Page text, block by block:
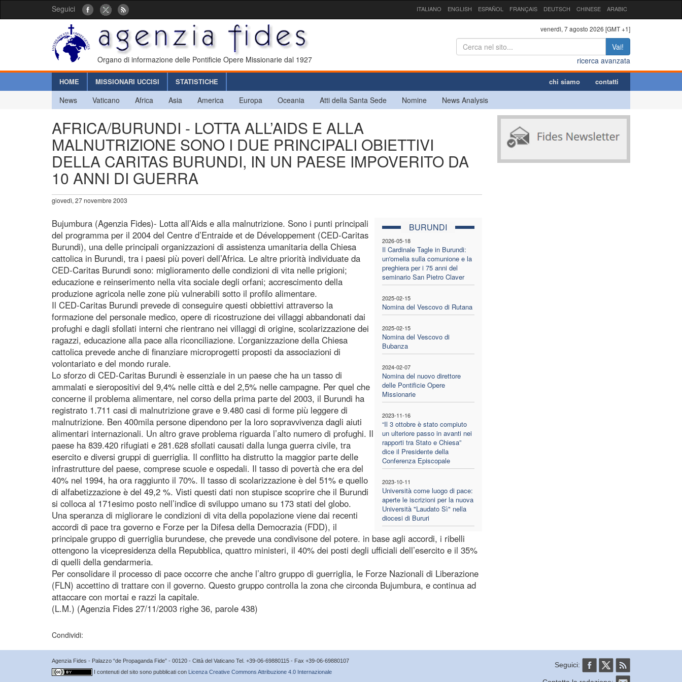
Seguici ITALIANO ENGLISH ESPAÑOL FRANÇAIS DEUTSCH CHINESE ARABIC
Organo di informazione delle Pontificie Opere Missionarie dal 1927
venerdì, 7 agosto 2026 [GMT +1]
Vai!
ricerca avanzata
HOME MISSIONARI UCCISI STATISTICHE chi siamo contatti
News Vaticano Africa Asia America Europa Oceania Atti della Santa Sede Nomine News Analysis
AFRICA/BURUNDI - LOTTA ALL’AIDS E ALLA
MALNUTRIZIONE SONO I DUE PRINCIPALI OBIETTIVI
DELLA CARITAS BURUNDI, IN UN PAESE IMPOVERITO DA
10 ANNI DI GUERRA
giovedì, 27 novembre 2003
BURUNDI
2026-05-18
Il Cardinale Tagle in Burundi:
un'omelia sulla comunione e la
preghiera per i 75 anni del
seminario San Pietro Claver
2025-02-15
Nomina del Vescovo di Rutana
2025-02-15
Nomina del Vescovo di
Bubanza
2024-02-07
Nomina del nuovo direttore
delle Pontificie Opere
Missionarie
2023-11-16
“Il 3 ottobre è stato compiuto
un ulteriore passo in avanti nei
rapporti tra Stato e Chiesa”
dice il Presidente della
Conferenza Episcopale
2023-10-11
Università come luogo di pace:
aperte le iscrizioni per la nuova
Università "Laudato Sì" nella
diocesi di Bururi
Bujumbura (Agenzia Fides)- Lotta all’Aids e alla malnutrizione. Sono i punti principali
del programma per il 2004 del Centre d’Entraide et de Développement (CED-Caritas
Burundi), una delle principali organizzazioni di assistenza umanitaria della Chiesa
cattolica in Burundi, tra i paesi più poveri dell’Africa. Le altre priorità individuate da
CED-Caritas Burundi sono: miglioramento delle condizioni di vita nelle prigioni;
educazione e reinserimento nella vita sociale degli orfani; accrescimento della
produzione agricola nelle zone più vulnerabili sotto il profilo alimentare.
Il CED-Caritas Burundi prevede di conseguire questi obbiettivi attraverso la
formazione del personale medico, opere di ricostruzione dei villaggi abbandonati dai
profughi e dagli sfollati interni che rientrano nei villaggi di origine, scolarizzazione dei
ragazzi, educazione alla pace alla riconciliazione. L’organizzazione della Chiesa
cattolica prevede anche di finanziare microprogetti proposti da associazioni di
volontariato e del mondo rurale.
Lo sforzo di CED-Caritas Burundi è essenziale in un paese che ha un tasso di
ammalati e sieropositivi del 9,4% nelle città e del 2,5% nelle campagne. Per quel che
concerne il problema alimentare, nel corso della prima parte del 2003, il Burundi ha
registrato 1.711 casi di malnutrizione grave e 9.480 casi di forme più leggere di
malnutrizione. Ben 400mila persone dipendono per la loro sopravvivenza dagli aiuti
alimentari internazionali. Un altro grave problema riguarda l’alto numero di profughi. Il
paese ha 839.420 rifugiati e 281.628 sfollati causati dalla lunga guerra civile, tra
esercito e diversi gruppi di guerriglia. Il conflitto ha distrutto la maggior parte delle
infrastrutture del paese, comprese scuole e ospedali. Il tasso di povertà che era del
40% nel 1994, ha ora raggiunto il 70%. Il tasso di scolarizzazione è del 51% e quello
di alfabetizzazione è del 49,2 %. Visti questi dati non stupisce scoprire che il Burundi
si colloca al 171esimo posto nell’indice di sviluppo umano su 173 stati del globo.
Una speranza di migliorare le condizioni di vita della popolazione viene dai recenti
accordi di pace tra governo e Forze per la Difesa della Democrazia (FDD), il
principale gruppo di guerriglia burundese, che prevede una condivisone del potere. in base agli accordi, i ribelli
ottengono la vicepresidenza della Repubblica, quattro ministeri, il 40% dei posti degli ufficiali dell’esercito e il 35%
di quelli della gendarmeria.
Per consolidare il processo di pace occorre che anche l’altro gruppo di guerriglia, le Forze Nazionali di Liberazione
(FLN) accettino di trattare con il governo. Questo gruppo controlla la zona che circonda Bujumbura, e continua ad
attaccare con mortai e razzi la capitale.
(L.M.) (Agenzia Fides 27/11/2003 righe 36, parole 438)
Condividi:
Agenzia Fides - Palazzo “de Propaganda Fide” - 00120 - Città del Vaticano Tel. +39-06-69880115 - Fax +39-06-69880107
I contenuti del sito sono pubblicati con Licenza Creative Commons Attribuzione 4.0 Internazionale
Seguici: